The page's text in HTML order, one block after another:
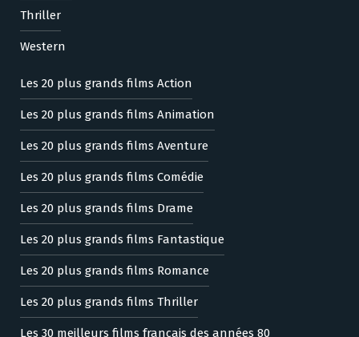
Thriller
Western
Les 20 plus grands films Action
Les 20 plus grands films Animation
Les 20 plus grands films Aventure
Les 20 plus grands films Comédie
Les 20 plus grands films Drame
Les 20 plus grands films Fantastique
Les 20 plus grands films Romance
Les 20 plus grands films Thriller
Les 30 meilleurs films français des années 80